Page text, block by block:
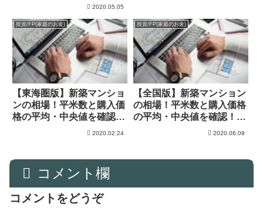
2020.05.05
投資/FP(家庭のお金)
【東海圏版】新築マンショ
ンの相場！平米数と購入価
格の平均・中央値を確認！
2020.02.24
投資/FP(家庭のお金)
【全国版】新築マンション
の相場！平米数と購入価格
の平均・中央値を確認！頭
2020.06.09
コメント欄
コメントをどうぞ